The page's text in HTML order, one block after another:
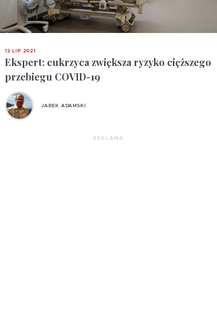
12 LIP 2021
Ekspert: cukrzyca zwiększa ryzyko cięższego
przebiegu COVID-19
JAREK ADAMSKI
REKLAMA